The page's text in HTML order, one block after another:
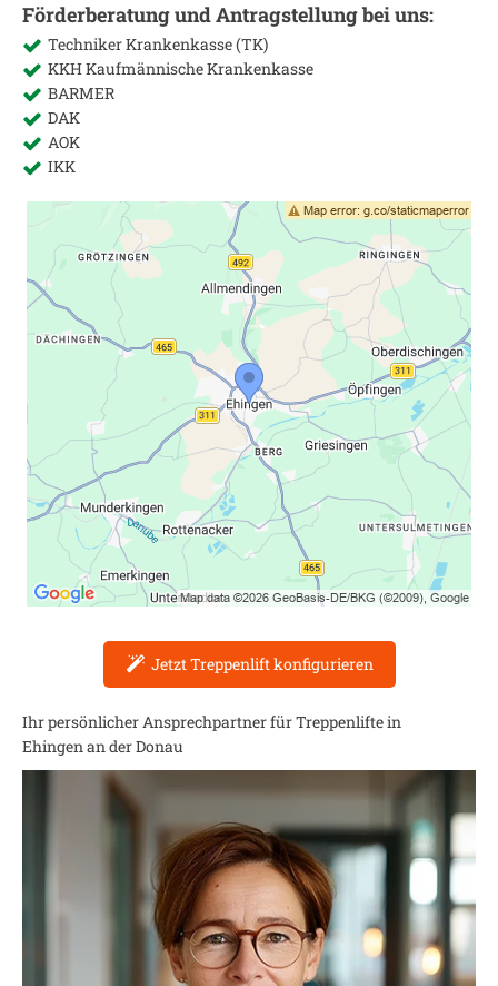
Förderberatung und Antragstellung bei uns:
Techniker Krankenkasse (TK)
KKH Kaufmännische Krankenkasse
BARMER
DAK
AOK
IKK
Jetzt Treppenlift konfigurieren
Ihr persönlicher Ansprechpartner für Treppenlifte in
Ehingen an der Donau